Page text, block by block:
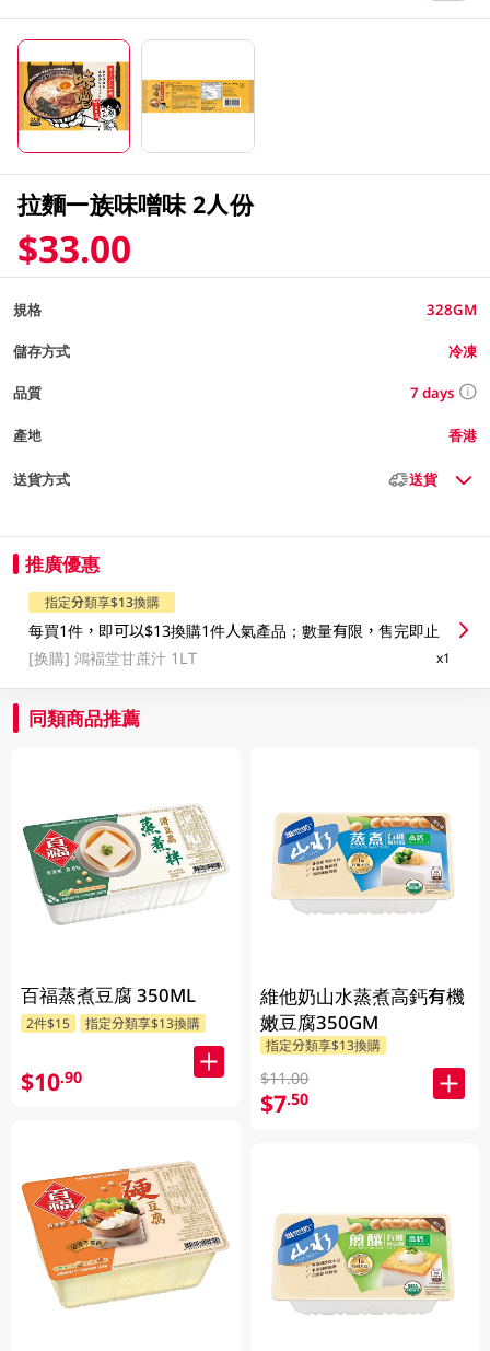
拉麵一族味噌味 2人份
$33.00
規格 328GM
儲存方式 冷凍
品質 7 days
產地 香港
送貨方式 送貨
推廣優惠
指定分類享$13換購
每買1件，即可以$13換購1件人氣產品；數量有限，售完即止
[换購]鴻褔堂甘蔗汁 1LT x1
同類商品推薦
百福蒸煮豆腐 350ML
2件$15 指定分類享$13換購
$10.90
維他奶山水蒸煮高鈣有機
嫩豆腐350GM
指定分類享$13換購
$11.00
$7.50